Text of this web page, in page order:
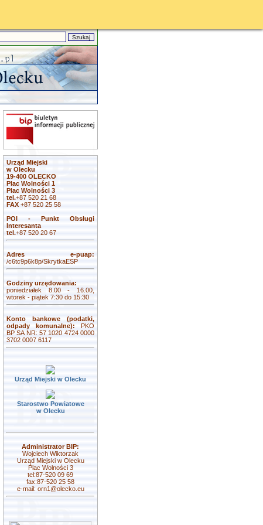
Urząd Miejski
w Olecku
19-400 OLECKO
Plac Wolności 1
Plac Wolności 3
tel.+87 520 21 68
FAX +87 520 25 58
POI - Punkt Obsługi
Interesanta
tel.+87 520 20 67
Adres e-puap:
/c6tc9p6k8p/SkrytkaESP
Godziny urzędowania:
poniedziałek 8.00 - 16.00,
wtorek - piątek 7:30 do 15:30
Konto bankowe (podatki,
odpady komunalne): PKO
BP SA NR: 57 1020 4724 0000
3702 0007 6117
Urząd Miejski w Olecku
Starostwo Powiatowe
w Olecku
Administrator BIP:
Wojciech Wiktorzak
Urząd Miejski w Olecku
Plac Wolności 3
tel:87-520 09 69
fax:87-520 25 58
e-mail: orn1@olecko.eu